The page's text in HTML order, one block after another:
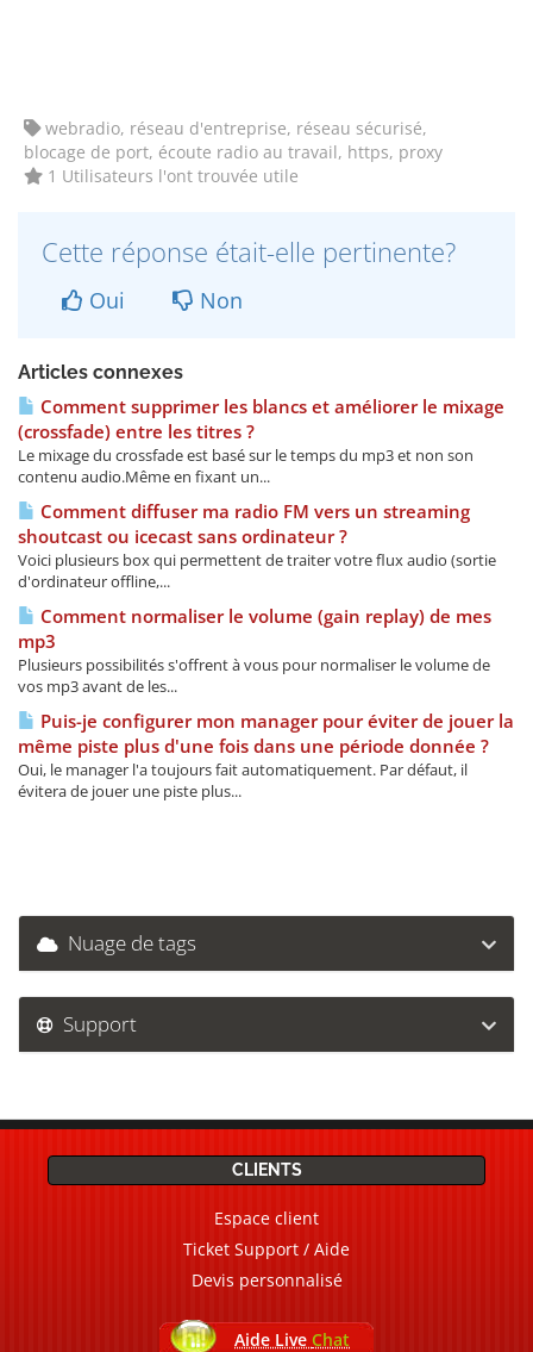
webradio, réseau d'entreprise, réseau sécurisé,
blocage de port, écoute radio au travail, https, proxy
1 Utilisateurs l'ont trouvée utile
Cette réponse était-elle pertinente?
Oui Non
Articles connexes
Comment supprimer les blancs et améliorer le mixage
(crossfade) entre les titres ?
Le mixage du crossfade est basé sur le temps du mp3 et non son
contenu audio.Même en fixant un...
Comment diffuser ma radio FM vers un streaming
shoutcast ou icecast sans ordinateur ?
Voici plusieurs box qui permettent de traiter votre flux audio (sortie
d'ordinateur offline,...
Comment normaliser le volume (gain replay) de mes
mp3
Plusieurs possibilités s'offrent à vous pour normaliser le volume de
vos mp3 avant de les...
Puis-je configurer mon manager pour éviter de jouer la
même piste plus d'une fois dans une période donnée ?
Oui, le manager l'a toujours fait automatiquement. Par défaut, il
évitera de jouer une piste plus...
Nuage de tags
Support
CLIENTS
Espace client
Ticket Support / Aide
Devis personnalisé
Aide Live Chat